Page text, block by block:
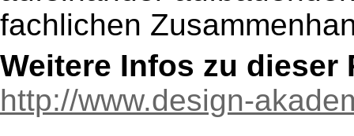
fachlichen
Weitere Infos zu dieser
http://www.design-